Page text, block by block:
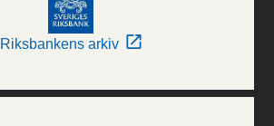
Riksbankens arkiv